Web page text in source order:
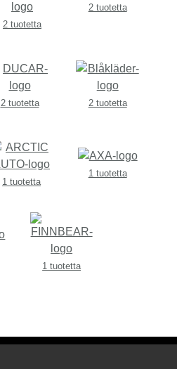
2 tuotetta
2 tuotetta
2 tuotetta 2 tuotetta
1 tuotetta
1 tuotetta
1 tuotetta